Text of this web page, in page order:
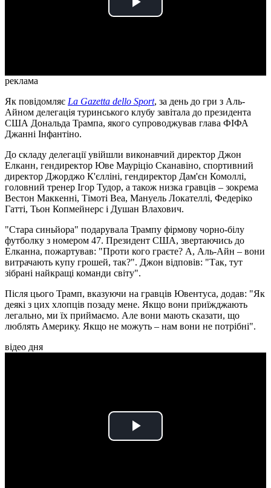
Play
реклама
Як повідомляє La Gazetta dello Sport, за день до гри з Аль-
Айном делегація туринського клубу завітала до президента
США Дональда Трампа, якого супроводжував глава ФІФА
Джанні Інфантіно.
До складу делегації увійшли виконавчий директор Джон
Елканн, гендиректор Юве Мауріціо Сканавіно, спортивний
директор Джорджо К'єлліні, гендиректор Дам'єн Комоллі,
головний тренер Ігор Тудор, а також низка гравців – зокрема
Вестон Маккенні, Тімоті Веа, Мануель Локателлі, Федеріко
Гатті, Тьон Копмейнерс і Душан Влахович.
"Стара синьйора" подарувала Трампу фірмову чорно-білу
футболку з номером 47. Президент США, звертаючись до
Елканна, пожартував: "Проти кого граєте? А, Аль-Айн – вони
витрачають купу грошей, так?". Джон відповів: "Так, тут
зібрані найкращі команди світу".
Після цього Трамп, вказуючи на гравців Ювентуса, додав: "Як
деякі з цих хлопців позаду мене. Якщо вони приїжджають
легально, ми їх приймаємо. Але вони мають сказати, що
люблять Америку. Якщо не можуть – нам вони не потрібні".
відео дня
Play